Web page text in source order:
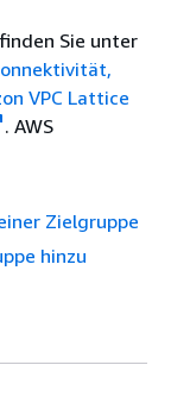
Sie unter
VPC Lattice
. AWS
Zielgruppe
hinzu